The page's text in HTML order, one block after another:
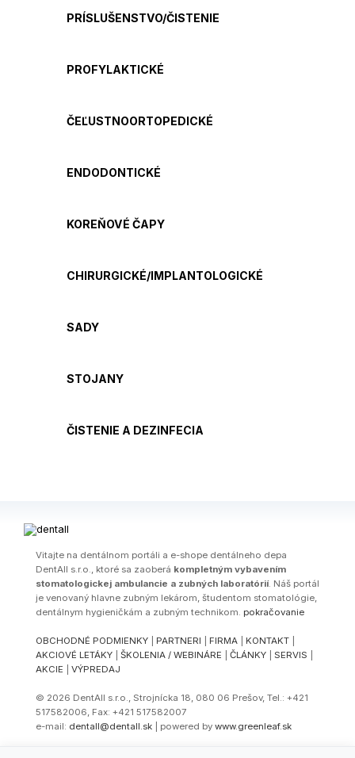
PRÍSLUŠENSTVO/ČISTENIE
PROFYLAKTICKÉ
ČEĽUSTNOORTOPEDICKÉ
ENDODONTICKÉ
KOREŇOVÉ ČAPY
CHIRURGICKÉ/IMPLANTOLOGICKÉ
SADY
STOJANY
ČISTENIE A DEZINFECIA
Vitajte na dentálnom portáli a e-shope dentálneho depa
DentAll s.r.o., ktoré sa zaoberá kompletným vybavením
stomatologickej ambulancie a zubných laboratórií. Náš portál
je venovaný hlavne zubným lekárom, študentom stomatológie,
dentálnym hygieničkám a zubným technikom. pokračovanie
OBCHODNÉ PODMIENKY PARTNERI FIRMA KONTAKT
AKCIOVÉ LETÁKY
ŠKOLENIA / WEBINÁRE ČLÁNKY SERVIS
AKCIE
VÝPREDAJ
© 2026 DentAll s.r.o., Strojnícka 18, 080 06 Prešov, Tel.: +421
517582006, Fax: +421 517582007
e-mail: dentall@dentall.sk | powered by www.greenleaf.sk